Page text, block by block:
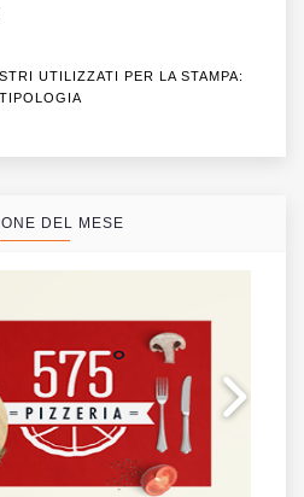
UTILIZZATI PER LA STAMPA:
DEL MESE